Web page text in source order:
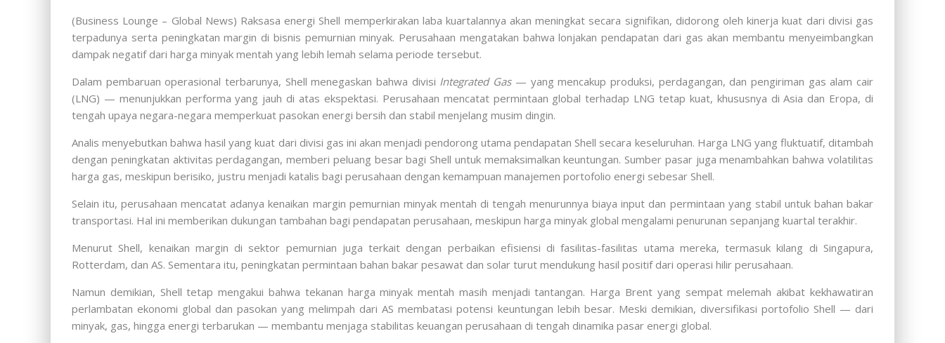
(Business Lounge – Global News) Raksasa energi Shell memperkirakan laba kuartalannya akan meningkat secara signifikan, didorong oleh kinerja kuat dari divisi gas
terpadunya serta peningkatan margin di bisnis pemurnian minyak. Perusahaan mengatakan bahwa lonjakan pendapatan dari gas akan membantu menyeimbangkan
dampak negatif dari harga minyak mentah yang lebih lemah selama periode tersebut.
Dalam pembaruan operasional terbarunya, Shell menegaskan bahwa divisi Integrated Gas— yang mencakup produksi, perdagangan, dan pengiriman gas alam cair
(LNG) — menunjukkan performa yang jauh di atas ekspektasi. Perusahaan mencatat permintaan global terhadap LNG tetap kuat, khususnya di Asia dan Eropa, di
tengah upaya negara-negara memperkuat pasokan energi bersih dan stabil menjelang musim dingin.
Analis menyebutkan bahwa hasil yang kuat dari divisi gas ini akan menjadi pendorong utama pendapatan Shell secara keseluruhan. Harga LNG yang fluktuatif, ditambah
dengan peningkatan aktivitas perdagangan, memberi peluang besar bagi Shell untuk memaksimalkan keuntungan. Sumber pasar juga menambahkan bahwa volatilitas
harga gas, meskipun berisiko, justru menjadi katalis bagi perusahaan dengan kemampuan manajemen portofolio energi sebesar Shell.
Selain itu, perusahaan mencatat adanya kenaikan margin pemurnian minyak mentah di tengah menurunnya biaya input dan permintaan yang stabil untuk bahan bakar
transportasi. Hal ini memberikan dukungan tambahan bagi pendapatan perusahaan, meskipun harga minyak global mengalami penurunan sepanjang kuartal terakhir.
Menurut Shell, kenaikan margin di sektor pemurnian juga terkait dengan perbaikan efisiensi di fasilitas-fasilitas utama mereka, termasuk kilang di Singapura,
Rotterdam, dan AS. Sementara itu, peningkatan permintaan bahan bakar pesawat dan solar turut mendukung hasil positif dari operasi hilir perusahaan.
Namun demikian, Shell tetap mengakui bahwa tekanan harga minyak mentah masih menjadi tantangan. Harga Brent yang sempat melemah akibat kekhawatiran
perlambatan ekonomi global dan pasokan yang melimpah dari AS membatasi potensi keuntungan lebih besar. Meski demikian, diversifikasi portofolio Shell — dari
minyak, gas, hingga energi terbarukan — membantu menjaga stabilitas keuangan perusahaan di tengah dinamika pasar energi global.